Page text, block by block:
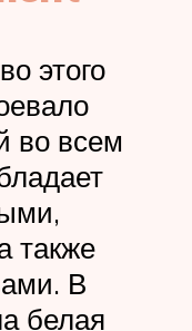
этого
во всем
также
В
белая